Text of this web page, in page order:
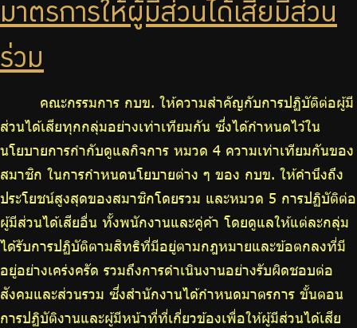
รายงานผลการดำเนินงาน
จัดซื้อจัดจ้าง
ร่วมงานกับเรา
ติดต่อเรา
ไทย |
มาตรการให้ผู้มีส่วนได้เสียมีส่วน
ร่วม
คณะกรรมการ กบข. ให้ความสำคัญกับการปฏิบัติต่อผู้มี
ส่วนได้เสียทุกกลุ่มอย่างเท่าเทียมกัน ซึ่งได้กำหนดไว้ใน
นโยบายการกำกับดูแลกิจการ หมวด 4 ความเท่าเทียมกันของ
สมาชิก ในการกำหนดนโยบายต่าง ๆ ของ กบข. ให้คำนึงถึง
ประโยชน์สูงสุดของสมาชิกโดยรวม และหมวด 5 การปฏิบัติต่อ
ผู้มีส่วนได้เสียอื่น ทั้งพนักงานและคู่ค้า โดยดูแลให้แต่ละกลุ่ม
ได้รับการปฏิบัติตามสิทธิที่มีอยู่ตามกฎหมายและข้อตกลงที่มี
อยู่อย่างเคร่งครัด รวมถึงการดำเนินงานอย่างรับผิดชอบต่อ
สังคมและส่วนรวม ซึ่งสำนักงานได้กำหนดมาตรการ ขั้นตอน
การปฏิบัติงานและผู้มีหน้าที่ที่เกี่ยวข้องเพื่อให้ผู้มีส่วนได้เสีย